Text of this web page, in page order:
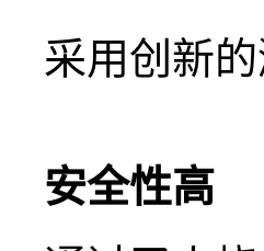
采用创新
安全性高